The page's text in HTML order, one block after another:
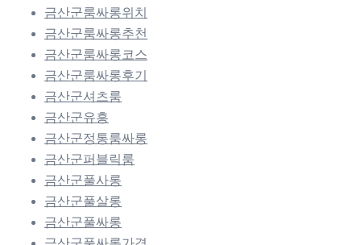
금산군룸싸롱위치
금산군룸싸롱추천
금산군룸싸롱코스
금산군룸싸롱후기
금산군셔츠룸
금산군유흥
금산군정통룸싸롱
금산군퍼블릭룸
금산군풀사롱
금산군풀살롱
금산군풀싸롱